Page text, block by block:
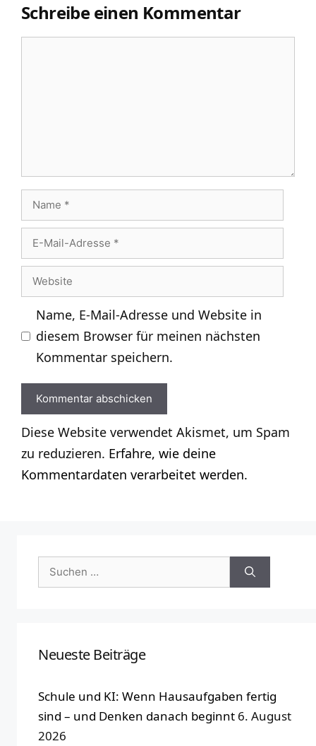
Schreibe einen Kommentar
Name
Mail-
Adresse
Website
Name, E-Mail-Adresse und Website in
diesem Browser für meinen nächsten
Kommentar speichern.
Diese Website verwendet Akismet, um Spam
zu reduzieren. Erfahre, wie deine
Kommentardaten verarbeitet werden.
Suchen
nach:
Neueste Beiträge
Schule und KI: Wenn Hausaufgaben fertig
sind – und Denken danach beginnt 6. August
2026